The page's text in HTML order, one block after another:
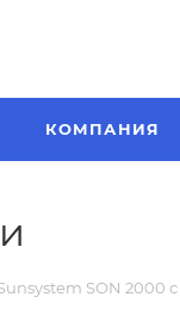
КОМПАНИЯ
SON 2000